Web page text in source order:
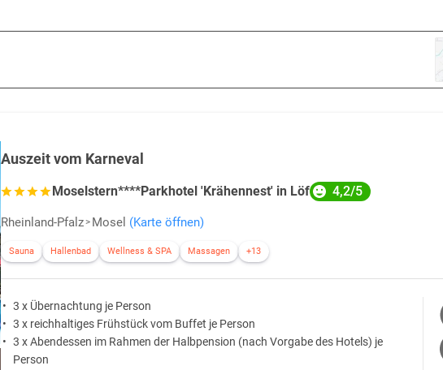
Auszeit vom Karneval
Moselstern****Parkhotel 'Krähennest' in Löf 4,2/5
Rheinland-Pfalz Mosel (Karte öffnen)
Sauna Hallenbad Wellness & SPA Massagen +13
3 x Übernachtung je Person
3 x reichhaltiges Frühstück vom Buffet je Person
3 x Abendessen im Rahmen der Halbpension (nach Vorgabe des Hotels) je
Person